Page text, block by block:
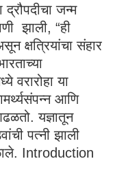
जन्म
झाली, “ही
क्षत्रियांचा संहार
वरारोहा या
आणि
यज्ञातून
पत्नी झाली
Introduction